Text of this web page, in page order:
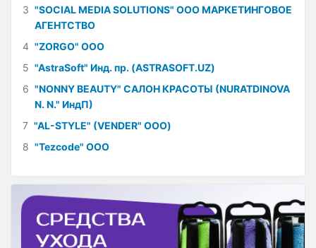
3 "SOCIAL MEDIA SOLUTIONS" ООО МАРКЕТИНГОВОЕ
АГЕНТСТВО
4 "ZORGO" ООО
5 "AstraSoft" Инд. пр. (ASTRASOFT.UZ)
6 "NONNY BEAUTY" САЛОН КРАСОТЫ (NURATDINOVA
N. N." ИндП)
7 "AL-STYLE" (VENDER" ООО)
8 "Tezcode" ООО